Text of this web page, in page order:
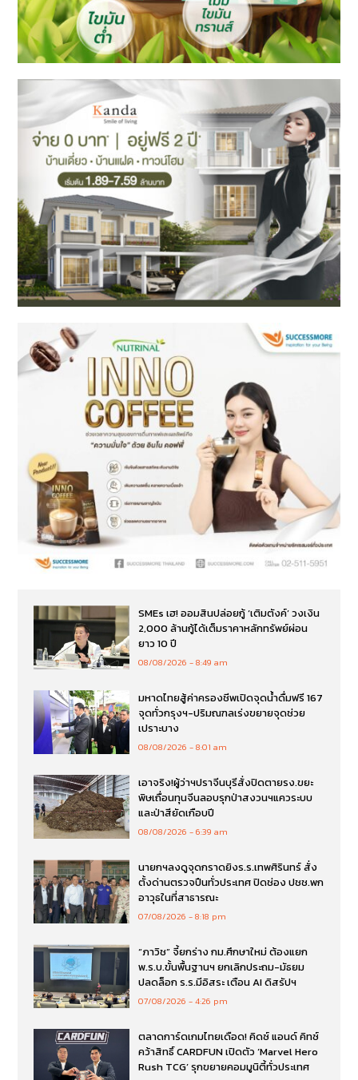
SMEs เฮ! ออมสินปล่อยกู้ ‘เติมตังค์’ วงเงิน
2,000 ล้านกู้ได้เต็มราคาหลักทรัพย์ผ่อน
ยาว 10 ปี
08/08/2026 8:49 am
มหาดไทยสู้ค่าครองชีพเปิดจุดน้ำดื่มฟรี 167
จุดทั่วกรุงฯ-ปริมณฑลเร่งขยายจุดช่วย
เปราะบาง
08/08/2026 8:01 am
เอาจริง!ผู้ว่าฯปราจีนบุรีสั่งปิดตายรง.ขยะ
พิษเถื่อนทุนจีนลอบรุกป่าสงวนฯแควระบบ
และป่าสียัดเกือบปี
08/08/2026 6:39 am
นายกฯลงดูจุดกราดยิงร.ร.เทพศิรินทร์ สั่ง
ตั้งด่านตรวจปืนทั่วประเทศ ปิดช่อง ปชช.พก
อาวุธในที่สาธารณะ
07/08/2026 8:18 pm
“ภาวิช” จี้ยกร่าง กม.ศึกษาใหม่ ต้องแยก
พ.ร.บ.ขั้นพื้นฐานฯ ยกเลิกประถม-มัธยม
ปลดล็อก ร.ร.มีอิสระ เตือน AI ดิสรัปฯ
07/08/2026 4:26 pm
ตลาดการ์ดเกมไทยเดือด! คิดซ์ แอนด์ คิทซ์
คว้าสิทธิ์ CARDFUN เปิดตัว ‘Marvel Hero
Rush TCG’ รุกขยายคอมมูนิตี้ทั่วประเทศ